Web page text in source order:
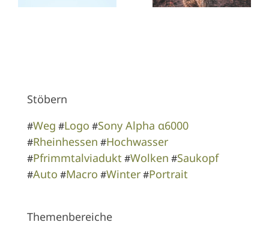
Stöbern
#Weg #Logo #Sony Alpha α6000
#Rheinhessen #Hochwasser
#Pfrimmtalviadukt #Wolken #Saukopf
#Auto #Macro #Winter#Portrait
Themenbereiche